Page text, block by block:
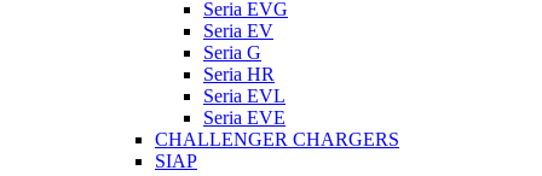
Seria EVG
Seria EV
Seria G
Seria HR
Seria EVL
Seria EVE
CHALLENGER CHARGERS
SIAP